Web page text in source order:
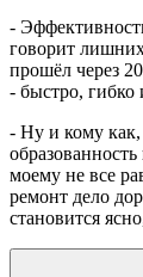
-
говорит
прошёл через
- быстро, гибко
- Ну и кому как,
моему не все
ремонт дело
становится